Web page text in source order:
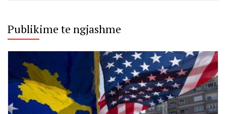
Publikime te ngjashme